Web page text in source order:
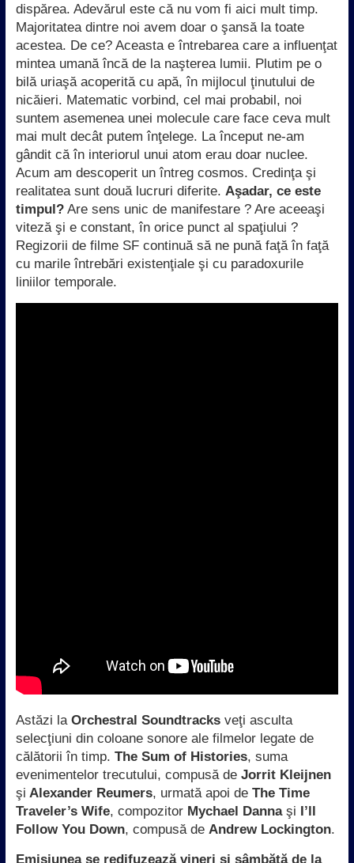
dispărea. Adevărul este că nu vom fi aici mult timp.
Majoritatea dintre noi avem doar o şansă la toate
acestea. De ce? Aceasta e întrebarea care a influenţat
mintea umană încă de la naşterea lumii. Plutim pe o
bilă uriaşă acoperită cu apă, în mijlocul ţinutului de
nicăieri. Matematic vorbind, cel mai probabil, noi
suntem asemenea unei molecule care face ceva mult
mai mult decât putem înţelege. La început ne-am
gândit că în interiorul unui atom erau doar nuclee.
Acum am descoperit un întreg cosmos. Credinţa şi
realitatea sunt două lucruri diferite. Aşadar, ce este
timpul?Are sens unic de manifestare ? Are aceeaşi
viteză şi e constant, în orice punct al spaţiului ?
Regizorii de filme SF continuă să ne pună faţă în faţă
cu marile întrebări existenţiale şi cu paradoxurile
liniilor temporale.
Astăzi la Orchestral Soundtracksveţi asculta
selecţiuni din coloane sonore ale filmelor legate de
călătorii în timp. The Sum of Histories, suma
evenimentelor trecutului, compusă de Jorrit Kleijnen
şi Alexander Reumers, urmată apoi de The Time
Traveler’s Wife, compozitor Mychael Dannaşi I’ll
Follow You Down, compusă de Andrew Lockington.
Emisiunea se redifuzează vineri și sâmbătă de la